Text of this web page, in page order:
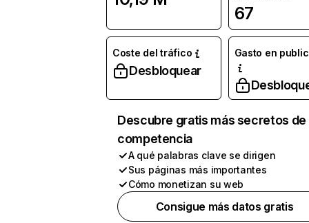
67
Coste del tráfico
Desbloquear
Gasto en
Descubre gratis más secretos de
competencia
A qué palabras clave se dirigen
Sus páginas más importantes
Cómo monetizan su web
Consigue más datos gratis